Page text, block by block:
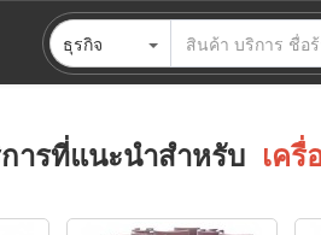
ธุรกิจ
ารที่แนะนำสำหรับ เค